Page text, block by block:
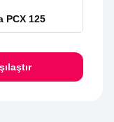
PCX 125